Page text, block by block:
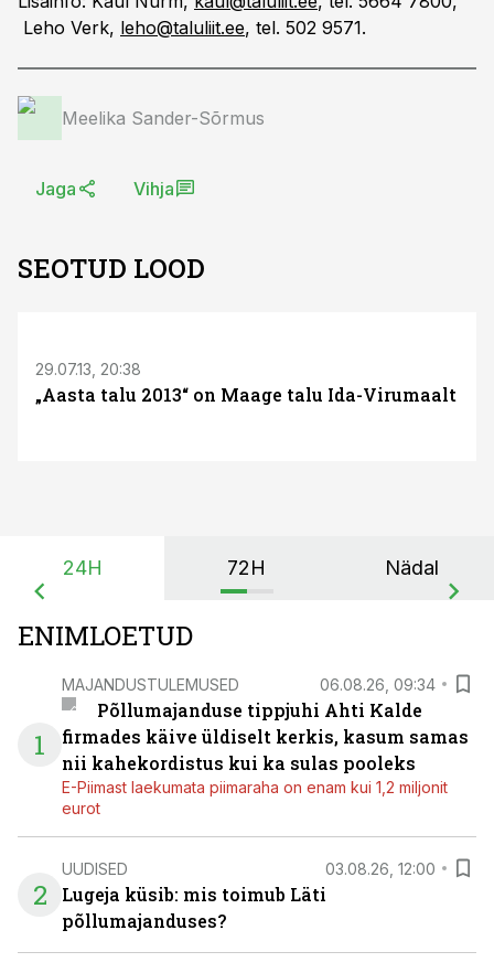
Leho Verk, leho@taluliit.ee, tel. 502 9571.
Meelika Sander-Sõrmus
Jaga Vihja
SEOTUD LOOD
29.07.13, 20:38
„Aasta talu 2013“ on Maage talu Ida-Virumaalt
24H 72H Nädal
ENIMLOETUD
1
MAJANDUSTULEMUSED 06.08.26, 09:34
Põllumajanduse tippjuhi Ahti Kalde
firmades käive üldiselt kerkis, kasum samas
nii kahekordistus kui ka sulas pooleks
E-Piimast laekumata piimaraha on enam kui 1,2 miljonit
eurot
2
UUDISED 03.08.26, 12:00
Lugeja küsib: mis toimub Läti
põllumajanduses?